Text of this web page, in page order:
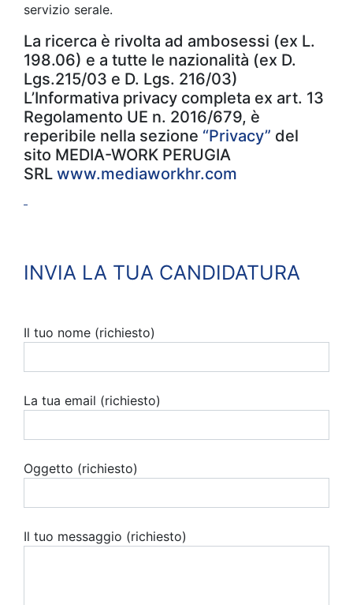
servizio serale.
La ricerca è rivolta ad ambosessi (ex L.
198.06) e a tutte le nazionalità (ex D.
Lgs.215/03 e D. Lgs. 216/03)
L’Informativa privacy completa ex art. 13
Regolamento UE n. 2016/679, è
reperibile nella sezione “Privacy” del
sito MEDIA-WORK PERUGIA
SRL www.mediaworkhr.com
INVIA LA TUA CANDIDATURA
Il tuo nome (richiesto)
La tua email (richiesto)
Oggetto (richiesto)
Il tuo messaggio (richiesto)